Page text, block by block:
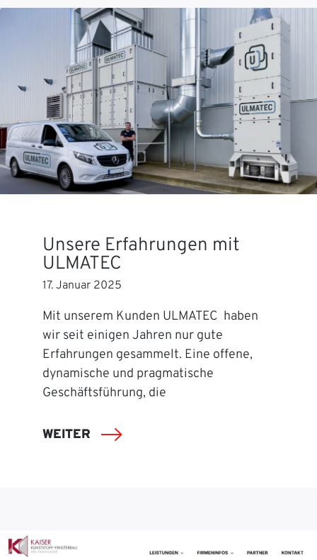
Unsere Erfahrungen mit
ULMATEC
17. Januar 2025
Mit unserem Kunden ULMATEC haben
wir seit einigen Jahren nur gute
Erfahrungen gesammelt. Eine offene,
dynamische und pragmatische
Geschäftsführung, die
WEITER